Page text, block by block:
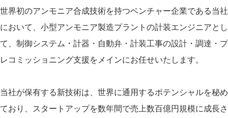
世界初のアンモニア合成技術を持つベンチャー企業である当社
において、小型アンモニア製造プラントの計装エンジニアとし
て、制御システム・計器・自動弁・計装工事の設計・調達・プ
レコミッショニング支援をメインにお任せいたします。
当社が保有する新技術は、世界に通用するポテンシャルを秘め
ており、スタートアップを数年間で売上数百億円規模に成長さ